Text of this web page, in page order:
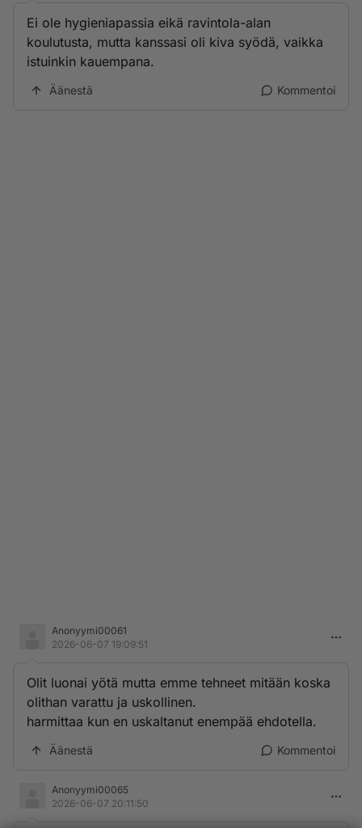
Ei ole hygieniapassia eikä ravintola-alan
koulutusta, mutta kanssasi oli kiva syödä, vaikka
istuinkin kauempana.
Äänestä Kommentoi
Anonyymi00061
2026-06-07 19:09:51
Olit luonai yötä mutta emme tehneet mitään koska
olithan varattu ja uskollinen.
harmittaa kun en uskaltanut enempää ehdotella.
Äänestä Kommentoi
Anonyymi00065
2026-06-07 20:11:50